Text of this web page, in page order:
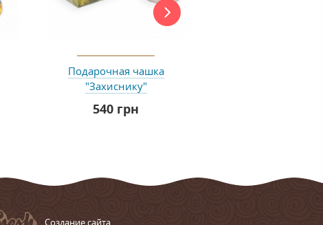
Подарочная чашка
"Захиснику"
540 грн
Cоздание сайта